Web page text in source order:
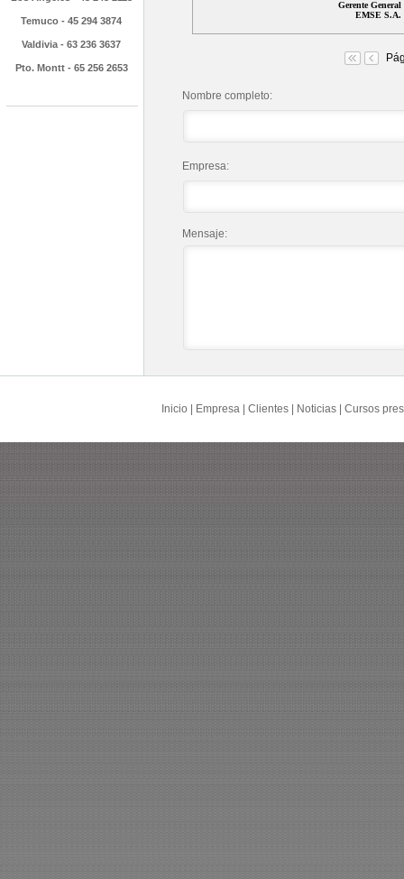
Temuco - 45 294 3874
Valdivia - 63 236 3637
Pto. Montt - 65 256 2653
Gerente General
EMSE S.A.
Nombre completo:
Empresa:
Mensaje:
Inicio Empresa Clientes Noticias Cursos